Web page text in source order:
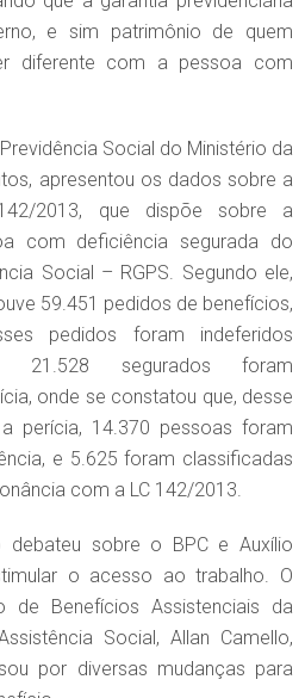
e sim patrimônio de quem
diferente com a pessoa com
Social do Ministério da
apresentou os dados sobre a
2013, que dispõe sobre a
com deficiência segurada do
Social – RGPS. Segundo ele,
59.451 pedidos de benefícios,
pedidos foram indeferidos
e 21.528 segurados foram
onde se constatou que, desse
perícia, 14.370 pessoas foram
e 5.625 foram classificadas
com a LC 142/2013.
sobre o BPC e Auxílio
o acesso ao trabalho. O
de Benefícios Assistenciais da
Social, Allan Camello,
por diversas mudanças para